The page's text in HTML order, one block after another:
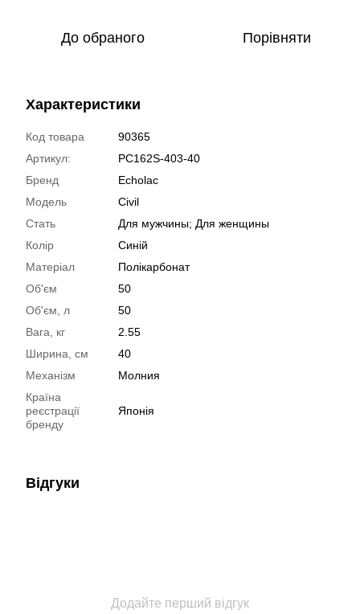
До обраного Порівняти
Характеристики
Код товара
90365
Артикул:
PC162S-403-40
Бренд
Echolac
Модель
Civil
Стать
Для мужчины; Для женщины
Колір
Синій
Матеріал
Полікарбонат
Об'єм
50
Об'єм, л
50
Вага, кг
2.55
Ширина, см
40
Механізм
Молния
Країна
реєстрації
бренду
Японія
Відгуки
Додайте перший відгук